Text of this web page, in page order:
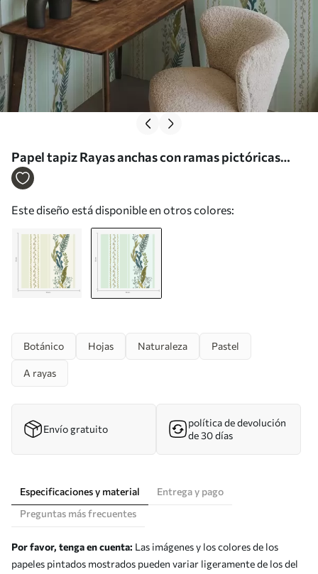
Papel tapiz Rayas anchas con ramas pictóricas
sobre un suave fondo menta Nr. a00825v1
Este diseño está disponible en otros colores:
Botánico Hojas Naturaleza Pastel
A rayas
Envío gratuito
política de devolución
de 30 días
Especificaciones y material
Entrega y pago
Preguntas más frecuentes
Por favor, tenga en cuenta: Las imágenes y los colores de los
papeles pintados mostrados pueden variar ligeramente de los del